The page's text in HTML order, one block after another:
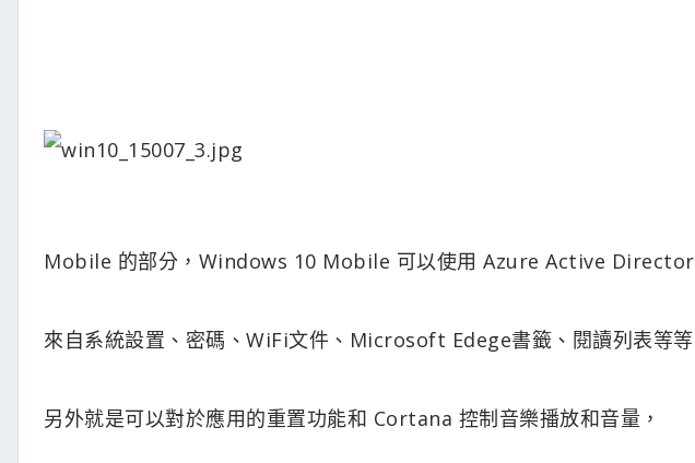
Mobile 的部分，Windows 10 Mobile 可以使用 Azure Active
來自系統設置、密碼、WiFi文件、Microsoft Edege書籤、閱讀列表等等
另外就是可以對於應用的重置功能和 Cortana 控制音樂播放和音量，